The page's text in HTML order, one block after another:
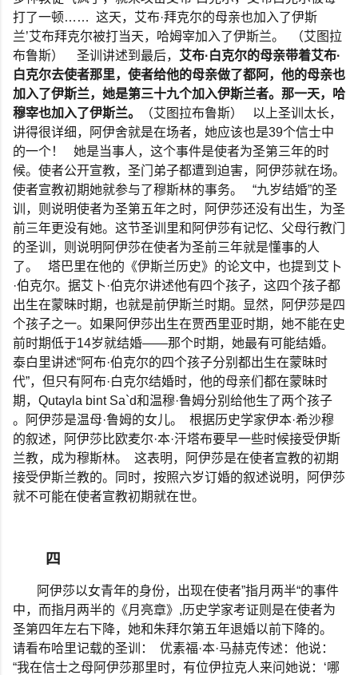
打了一顿…… 这天，艾布·拜克尔的母亲也加入了伊斯
兰’艾布拜克尔被打当天，哈姆宰加入了伊斯兰。
（艾图拉
布鲁斯）
圣训讲述到最后， 艾布·白克尔的母亲带着艾布·
白克尔去使者那里，使者给他的母亲做了都阿，他的母亲也
加入了伊斯兰，她是第三十九个加入伊斯兰者。那一天，哈
穆宰也加入了伊斯兰。
（艾图拉布鲁斯）
以上圣训太长，
讲得很详细，阿伊舍就是在场者，她应该也是39个信士中
的一个！
她是当事人，这个事件是使者为圣第三年的时
候。使者公开宣教，圣门弟子都遭到迫害，阿伊莎就在场。
使者宣教初期她就参与了穆斯林的事务。
“九岁结婚”的圣
训，则说明使者为圣第五年之时，阿伊莎还没有出生，为圣
前三年更没有她。这节圣训里和阿伊莎有记忆、父母行教门
的圣训，则说明阿伊莎在使者为圣前三年就是懂事的人
了。
塔巴里在他的《伊斯兰历史》的论文中，也提到艾卜
·伯克尔。据艾卜·伯克尔讲述他有四个孩子，这四个孩子都
出生在蒙昧时期，也就是前伊斯兰时期。显然，阿伊莎是四
个孩子之一。如果阿伊莎出生在贾西里亚时期，她不能在史
前时期低于14岁就结婚——那个时期，她最有可能结婚。
泰白里讲述“阿布·伯克尔的四个孩子分别都出生在蒙昧时
代”，但只有阿布·白克尔结婚时，他的母亲们都在蒙昧时
期， Qutayla bint Sa`d和温穆·鲁姆分别给他生了两个孩子
。阿伊莎是温母·鲁姆的女儿。 根据历史学家伊本·希沙穆
的叙述，阿伊莎比欧麦尔·本·汗塔布要早一些时候接受伊斯
兰教，成为穆斯林。
这表明，阿伊莎是在使者宣教的初期
接受伊斯兰教的。同时，按照六岁订婚的叙述说明，阿伊莎
就不可能在使者宣教初期就在世。
四
阿伊莎以女青年的身份，出现在使者”指月两半“的事件
中，而指月两半的《月亮章》 ,历史学家考证则是在使者为
圣第四年左右下降，她和朱拜尔第五年退婚以前下降的。
请看布哈里记载的圣训：
优素福·本·马赫克传述：他说：
“我在信士之母阿伊莎那里时，有位伊拉克人来问她说： ‘哪